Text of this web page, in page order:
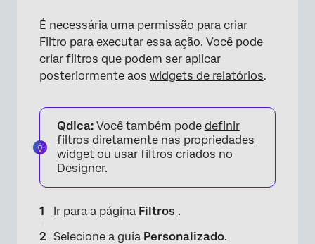
É necessária uma permissão para criar
Filtro para executar essa ação. Você pode
criar filtros que podem ser aplicar
posteriormente aos widgets de relatórios.
Qdica: Você também pode definir
filtros diretamente nas propriedades
widget ou usar filtros criados no
Designer.
Ir para a página Filtros .
Selecione a guia Personalizado.